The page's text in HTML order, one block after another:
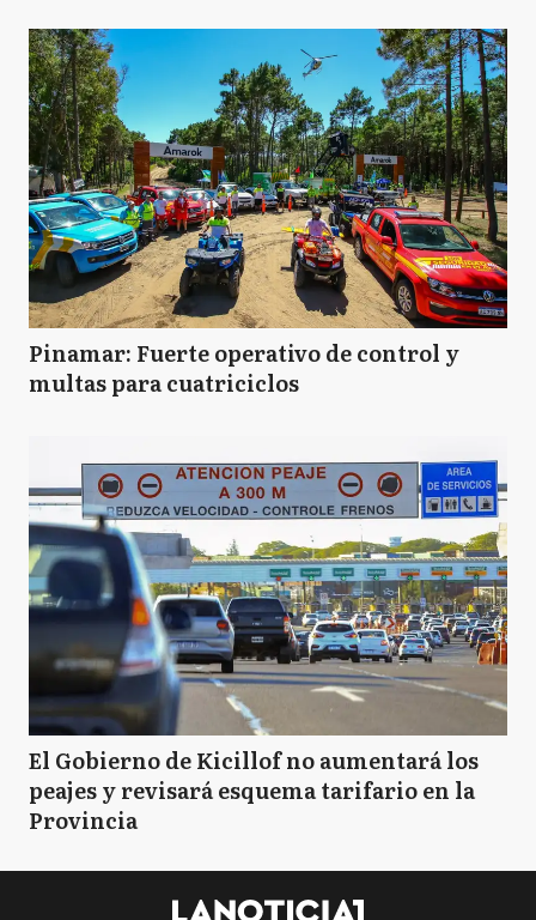
Pinamar: Fuerte operativo de control y
multas para cuatriciclos
El Gobierno de Kicillof no aumentará los
peajes y revisará esquema tarifario en la
Provincia